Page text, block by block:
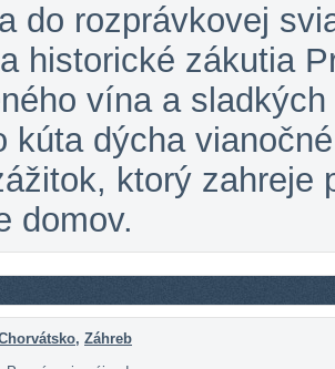
do rozprávkovej
historické zákutia
vína a
kúta dýcha
ktorý zahreje
domov.
, Záhreb